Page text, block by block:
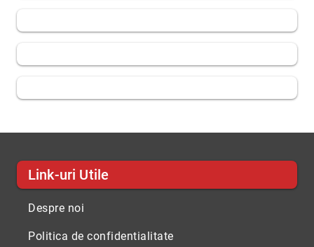
Link-uri Utile
Despre noi
Politica de confidentialitate